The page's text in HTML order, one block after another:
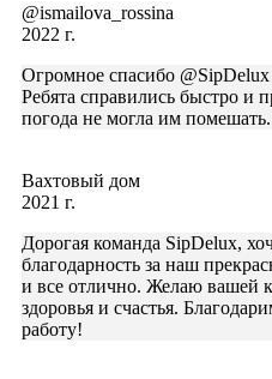
@ismailova_rossina
2022 г.
Огромное спасибо
Ребята справились быстро и
погода не могла им
Вахтовый дом
2021 г.
Дорогая команда SipDelux,
благодарность за наш
и все отлично. Желаю вашей
здоровья и счастья.
работу!